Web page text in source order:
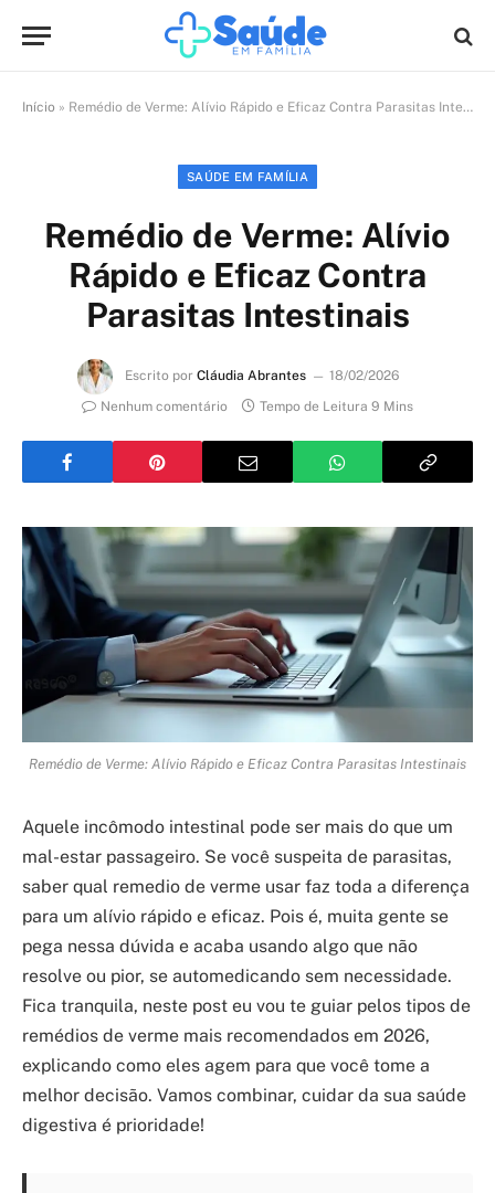
Início » Remédio de Verme: Alívio Rápido e Eficaz Contra Parasitas Intestinais
SAÚDE EM FAMÍLIA
Remédio de Verme: Alívio
Rápido e Eficaz Contra
Parasitas Intestinais
Escrito por Cláudia Abrantes
18/02/2026
Nenhum comentário
Tempo de Leitura 9 Mins
Remédio de Verme: Alívio Rápido e Eficaz Contra Parasitas Intestinais
Aquele incômodo intestinal pode ser mais do que um
mal-estar passageiro. Se você suspeita de parasitas,
saber qual remedio de verme usar faz toda a diferença
para um alívio rápido e eficaz. Pois é, muita gente se
pega nessa dúvida e acaba usando algo que não
resolve ou pior, se automedicando sem necessidade.
Fica tranquila, neste post eu vou te guiar pelos tipos de
remédios de verme mais recomendados em 2026,
explicando como eles agem para que você tome a
melhor decisão. Vamos combinar, cuidar da sua saúde
digestiva é prioridade!